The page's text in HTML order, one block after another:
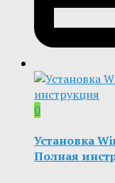
0
Установка
Полная